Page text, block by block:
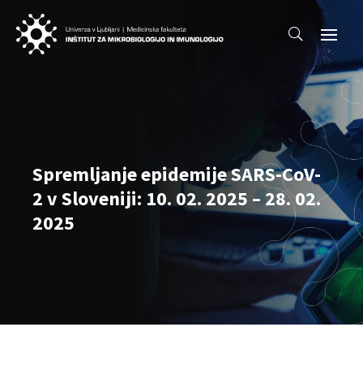
Spremljanje epidemije SARS-CoV-
2 v Sloveniji: 10. 02. 2025 – 28. 02.
2025